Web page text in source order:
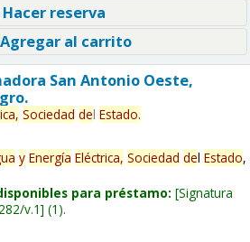
reserva
al carrito
San Antonio Oeste,
Sociedad del Estado.
y Energía Eléctrica, Sociedad del Estado,
para préstamo: Signatura
v.1 (1).